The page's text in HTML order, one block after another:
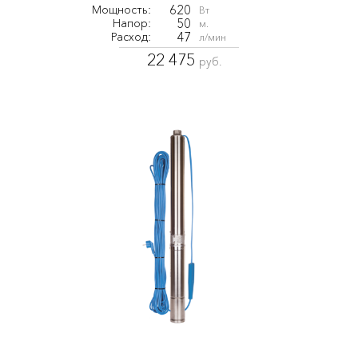
Мощность: 620 Вт
Напор: 50 м.
Расход: 47 л/мин
22 475 руб.